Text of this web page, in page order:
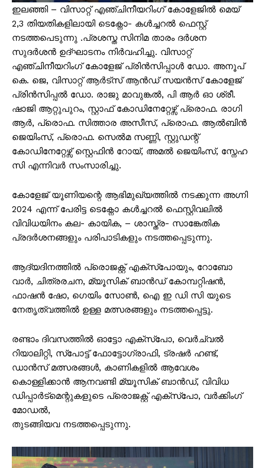
ഇലഞ്ഞി – വിസാറ്റ് എഞ്ചിനീയറിംഗ് കോളേജിൽ മെയ്
2,3 തിയതികളിലായി ടെക്നോ- കൾച്ചറൽ ഫെസ്റ്റ്
നടത്തപെടുന്നു .പ്രശസ്ത സിനിമ താരം ദർശന
സുദർശൻ ഉദ്ഘാടനം നിർവഹിച്ചു. വിസാറ്റ്
എഞ്ചിനീയറിംഗ് കോളേജ് പ്രിൻസിപ്പാൾ ഡോ. അനൂപ്
കെ. ജെ, വിസാറ്റ് ആർട്സ് ആൻഡ് സയൻസ് കോളേജ്
പ്രിൻസിപ്പൽ ഡോ. രാജു മാവുങ്കൽ, പി ആർ ഓ ശ്രീ.
ഷാജി ആറ്റുപുറം, സ്റ്റാഫ് കോഡിനേറ്റേഴ്സ് പ്രൊഫ. രാഗി
ആർ, പ്രൊഫ. സിത്താര അസീസ്, പ്രൊഫ. ആൽബിൻ
ജെയിംസ്, പ്രൊഫ. സെൽമ സണ്ണി, സ്റ്റുഡന്റ്
കോഡിനേറ്റേഴ്സ് സ്റ്റെഫിൻ റോയ്, അമൽ ജെയിംസ്, സ്നേഹ
സി എന്നിവർ സംസാരിച്ചു.
കോളേജ് യൂണിയന്റെ ആഭിമുഖ്യത്തിൽ നടക്കുന്ന അഗ്നി
2024 എന്ന് പേരിട്ട ടെക്നോ കൾച്ചറൽ ഫെസ്റ്റിവലിൽ
വിവിധയിനം കല- കായിക, – ശാസ്ത്ര- സാങ്കേതിക
പ്രദർശനങ്ങളും പരിപാടികളും നടത്തപ്പെടുന്നു.
ആദ്യദിനത്തിൽ പ്രൊജക്റ്റ് എക്സ്പോയും, റോബോ
വാർ, ചിത്രരചന, മ്യൂസിക് ബാൻഡ് കോമ്പറ്റിഷൻ,
ഫാഷൻ ഷോ, ഗെയിം സോൺ, ഐ ഇ ഡി സി യുടെ
നേതൃത്വത്തിൽ ഉള്ള മത്സരങ്ങളും നടത്തപ്പെട്ടു.
രണ്ടാം ദിവസത്തിൽ ഓട്ടോ എക്സ്പോ, വെർച്വൽ
റിയാലിറ്റി, സ്പോട്ട് ഫോട്ടോഗ്രാഫി, ട്രഷർ ഹണ്ട്,
ഡാൻസ് മത്സരങ്ങൾ, കാണികളിൽ ആവേശം
കൊള്ളിക്കാൻ ആനവണ്ടി മ്യൂസിക് ബാൻഡ്, വിവിധ
ഡിപ്പാർട്മെന്റുകളുടെ പ്രൊജക്റ്റ്‌ എക്സ്പോ, വർക്കിംഗ്‌
മോഡൽ,
തുടങ്ങിയവ നടത്തപ്പെടുന്നു.